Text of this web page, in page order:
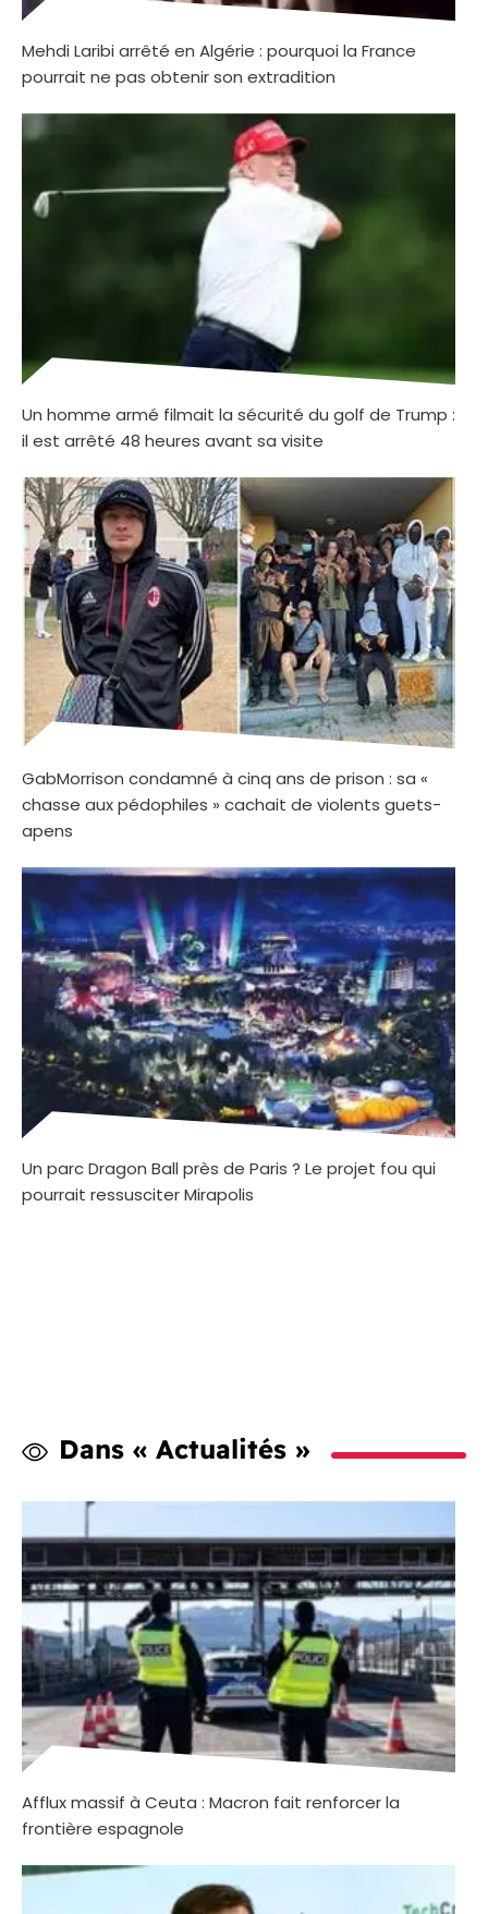
Mehdi Laribi arrêté en Algérie : pourquoi la France
pourrait ne pas obtenir son extradition
Un homme armé filmait la sécurité du golf de Trump :
il est arrêté 48 heures avant sa visite
GabMorrison condamné à cinq ans de prison : sa «
chasse aux pédophiles » cachait de violents guets-
apens
Un parc Dragon Ball près de Paris ? Le projet fou qui
pourrait ressusciter Mirapolis
Dans « Actualités »
Afflux massif à Ceuta : Macron fait renforcer la
frontière espagnole